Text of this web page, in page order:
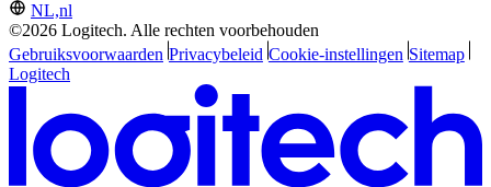
NL,nl
©2026 Logitech. Alle rechten voorbehouden
Gebruiksvoorwaarden Privacybeleid Cookie-instellingen Sitemap
Logitech